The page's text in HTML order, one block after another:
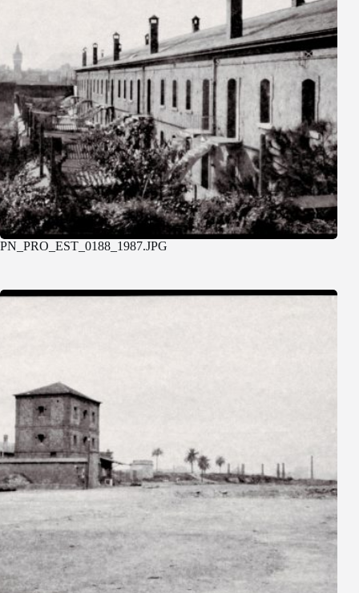
PN_PRO_EST_0188_1987.JPG